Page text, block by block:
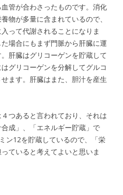
管が合わさったものです。消化
物が多量に含まれているので、
って代謝されることになりま
場合にもまず門脈から肝臓に運
肝臓はグリコーゲンを貯蔵して
グリコーゲンを分解してグルコ
ます。肝臓はまた、胆汁を産生
つあると言われており、それは
成」、「エネルギー貯蔵」で
ン12を貯蔵しているので、「栄
ていると考えてよいと思いま